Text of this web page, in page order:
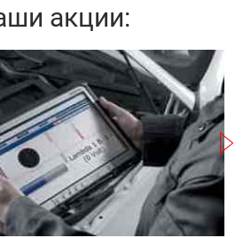
на безымянных АЗС и
возникновению проблем.
КПП также нуждаются в
Встречаются сбои в
Весьма недешево
ремонт EXEED TXL –
замена элементов
акции:
Записаться